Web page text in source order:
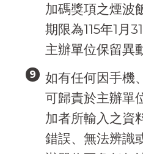
加碼獎項之煙波
期限為115年1月
主辦單位保留異
如有任何因手機
可歸責於主辦單
加者所輸入之資
錯誤、無法辨識